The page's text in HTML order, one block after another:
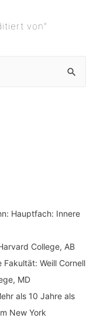
von”
Hauptfach: Innere
College, AB
Fakultät: Weill Cornell
MD
als 10 Jahre als
New York